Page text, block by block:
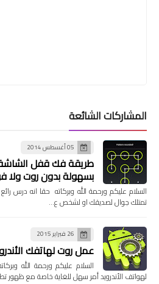
المشاركات الشائعة
05 أغسطس 2014
طريقة فك قفل الشاشة
بسهولة بدون روت ولا
السلام عليكم ورحمة الله وبركاته حقا انه درس
تمتلك جوال لصديقك او لشخص ع…
26 فبراير 2015
عمل روت لهاتفك
السلام عليكم ورحمة الله
لهواتف الأندرويد أمر سهل للغاية خاصة مع ظهور